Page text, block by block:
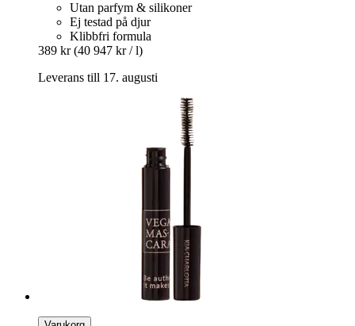
Utan parfym & silikoner
Ej testad på djur
Klibbfri formula
389 kr (40 947 kr / l)
Leverans till 17. augusti